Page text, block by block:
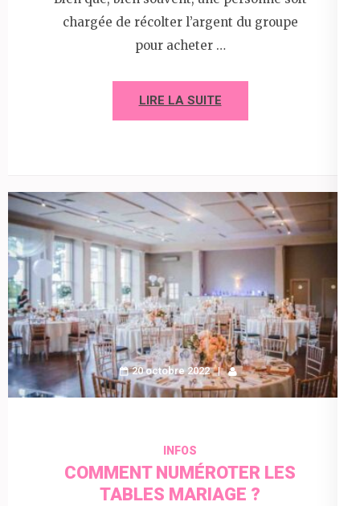
chargée de récolter l’argent du groupe
pour acheter …
LIRE LA SUITE
20 octobre 2022
INFOS
COMMENT NUMÉROTER LES
TABLES MARIAGE ?